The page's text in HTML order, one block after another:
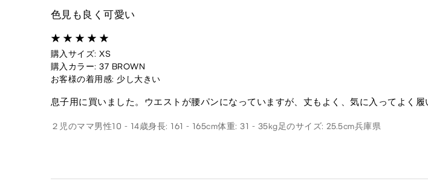
色見も良く可愛い
購入サイズ: XS
購入カラー: 37 BROWN
お客様の着用感: 少し大きい
息子用に買いました。ウエストが腰パンになっていますが、丈もよく、気に入ってよく
２児のママ男性10 - 14歳身長: 161 - 165cm体重: 31 - 35kg足のサイズ: 25.5cm兵庫県